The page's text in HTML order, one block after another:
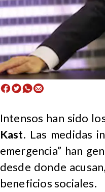
Intensos han sido
Kast. Las medidas
emergencia” han
desde donde
beneficios sociales.